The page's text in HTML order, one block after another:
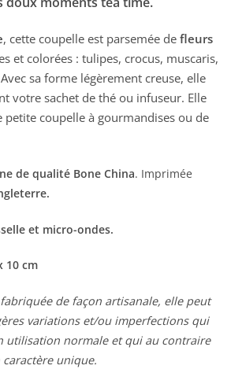
, cette coupelle est parsemée de fleurs
et colorées : tulipes, crocus, muscaris,
sa forme légèrement creuse, elle
votre sachet de thé ou infuseur. Elle
petite coupelle à gourmandises ou de
de qualité Bone China. Imprimée
et micro-ondes.
10 cm
de façon artisanale, elle peut
variations et/ou imperfections qui
utilisation normale et qui au contraire
unique.